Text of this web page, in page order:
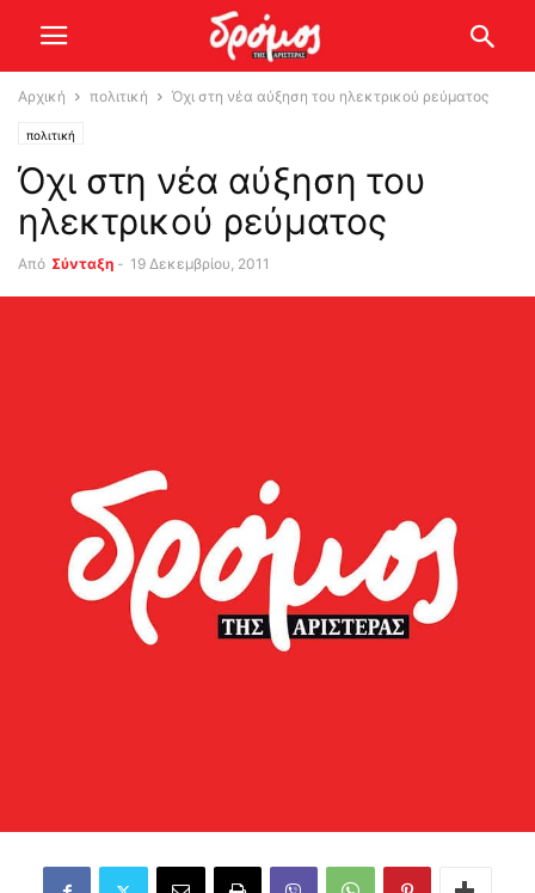
Αρχική πολιτική Όχι στη νέα αύξηση του ηλεκτρικού ρεύματος
πολιτική
Όχι στη νέα αύξηση του
ηλεκτρικού ρεύματος
Από Σύνταξη - 19 Δεκεμβρίου, 2011